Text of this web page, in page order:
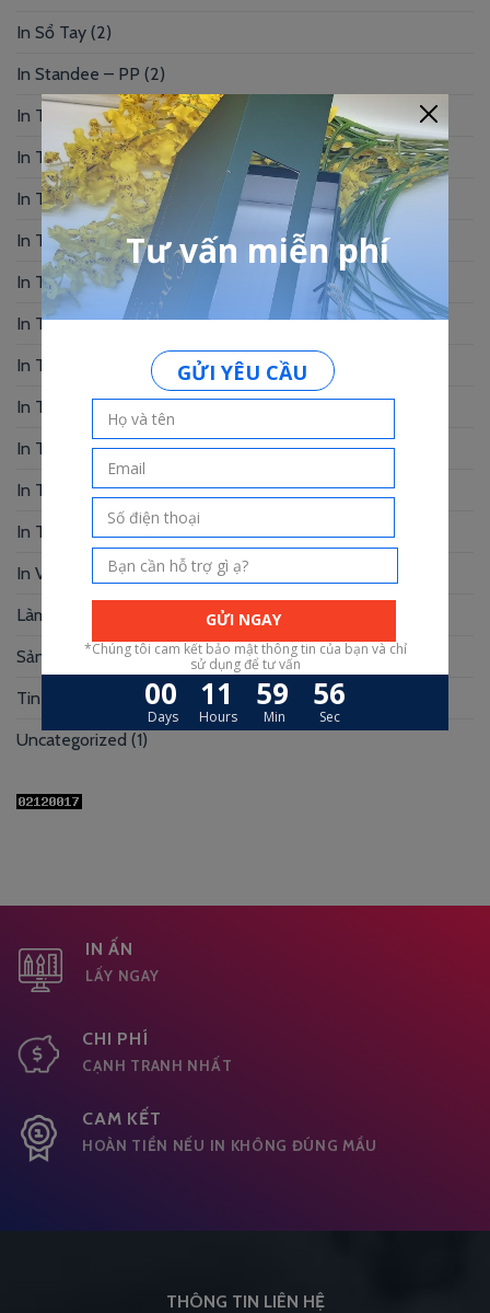
In Sổ Tay (2)
In Standee – PP (2)
In Tag Treo(7)
In Thẻ Bài(2)
In Thẻ Nhân Viên(3)
In Thẻ Nhựa (34)
In Thiệp Chúc Mừng (6)
In Thiệp Cưới(33)
In Thiệp Mời
In Tờ Rơi
In Tranh
(3)
In Truyện Tranh(4)
In Túi Giấy(10)
In Voucher
(12)
Làm Hộp Đựng
Sản xuất hộp mi(3)
Tin Tức
Uncategorized (1)
IN ẤN
LẤY NGAY
CHI PHÍ
CẠNH TRANH NHẤT
CAM KẾT
HOÀN TIỀN NẾU IN KHÔNG ĐÚNG MẦU
THÔNG TIN LIÊN HỆ